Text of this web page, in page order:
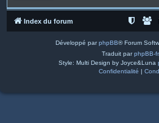
Index du forum
Développé parphpBB® Forum
Traduit parphpBB-
Style: Multi Design by Joyce&Luna
Confidentialité |